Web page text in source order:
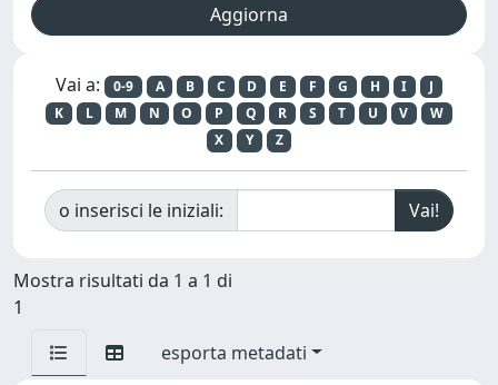
Vai a: 0-9 A B C D E F G H I
J
K
L M N O P Q R S T U V
W
X
Y Z
o inserisci le iniziali:
Mostra risultati da 1 a 1 di
1
esporta metadati